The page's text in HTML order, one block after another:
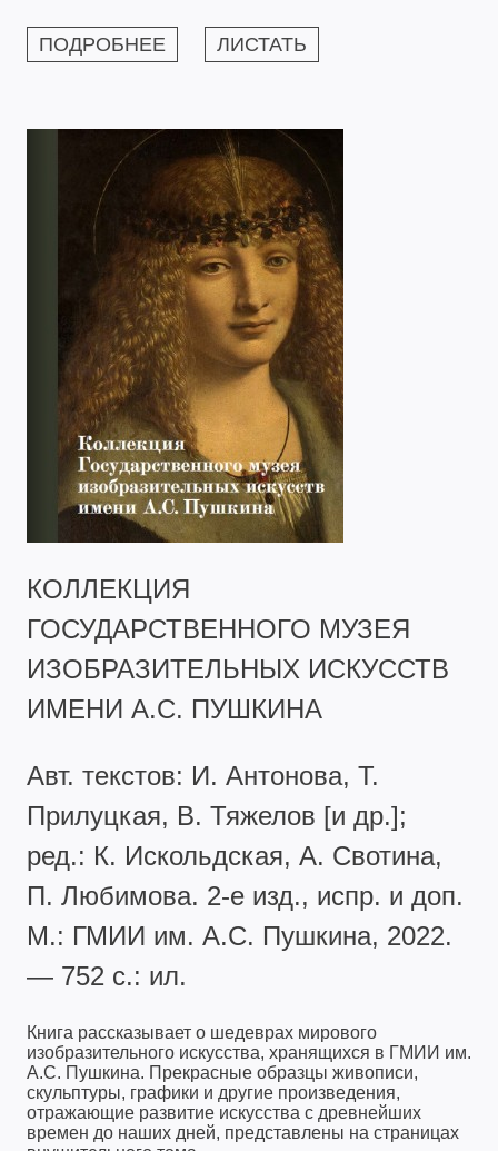
ПОДРОБНЕЕ ЛИСТАТЬ
КОЛЛЕКЦИЯ
ГОСУДАРСТВЕННОГО МУЗЕЯ
ИЗОБРАЗИТЕЛЬНЫХ ИСКУССТВ
ИМЕНИ А.С. ПУШКИНА
Авт. текстов: И. Антонова, Т.
Прилуцкая, В. Тяжелов [и др.];
ред.: К. Искольдская, А. Свотина,
П. Любимова. 2-е изд., испр. и доп.
М.: ГМИИ им. А.С. Пушкина, 2022.
— 752 с.: ил.
Книга рассказывает о шедеврах мирового
изобразительного искусства, хранящихся в ГМИИ им.
А.С. Пушкина. Прекрасные образцы живописи,
скульптуры, графики и другие произведения,
отражающие развитие искусства с древнейших
времен до наших дней, представлены на страницах